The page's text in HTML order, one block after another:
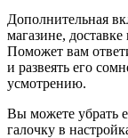
Дополнительная
магазине,
Поможет вам
и развеять его
усмотрению.
Вы можете убрать
галочку в